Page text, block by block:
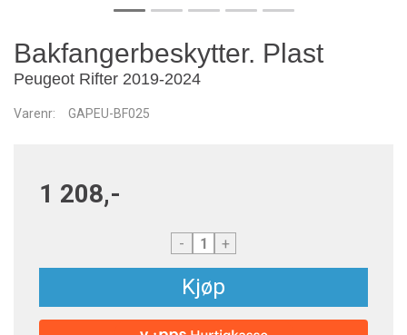
Bakfangerbeskytter. Plast
Peugeot Rifter 2019-2024
Varenr: GAPEU-BF025
1 208,-
- +
Kjøp